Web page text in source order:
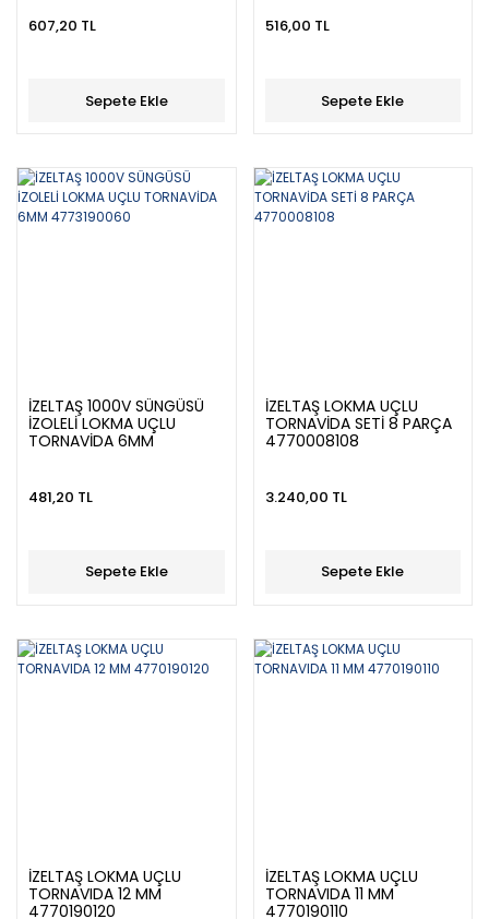
607,20 TL
Sepete Ekle
516,00 TL
Sepete Ekle
İZELTAŞ 1000V SÜNGÜSÜ
İZOLELİ LOKMA UÇLU
TORNAVİDA 6MM
481,20 TL
Sepete Ekle
İZELTAŞ LOKMA UÇLU
TORNAVİDA SETİ 8 PARÇA
4770008108
3.240,00 TL
Sepete Ekle
İZELTAŞ LOKMA UÇLU
TORNAVIDA 12 MM
4770190120
İZELTAŞ LOKMA UÇLU
TORNAVIDA 11 MM
4770190110